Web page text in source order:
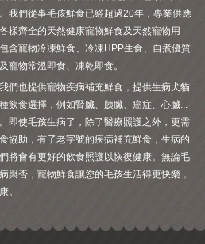
我們從事毛孩鮮食已經超過20年，專業供應
樣齊全的天然健康寵物鮮食及天然寵物用
含寵物冷凍鮮食、冷凍HPP生食、自煮優質
寵物常溫即食、凍乾即食。
我們也提供寵物疾病補充鮮食，提供生病犬貓
飲食選擇，例如腎臟、胰臟、癌症、心臟...
即使毛孩生病了，除了醫療照護之外，更需
協助，有了老字號的疾病補充鮮食，生病的
將會有更好的飲食照護以恢復健康。無論毛
與否，寵物鮮食讓您的毛孩生活得更快樂，
。